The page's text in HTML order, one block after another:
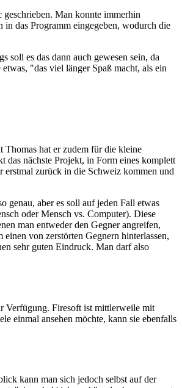
Man konnte immerhin
das Programm eingegeben, wodurch die
es das dann auch gewesen sein, da
"das viel länger Spaß macht, als ein
hat er zudem für die kleine
das nächste Projekt, in Form eines komplett
zurück in die Schweiz kommen und
genau, aber es soll auf jeden Fall etwas
oder Mensch vs. Computer). Diese
man entweder den Gegner angreifen,
von zerstörten Gegnern hinterlassen,
sehr guten Eindruck. Man darf also
Verfügung. Firesoft ist mittlerweile mit
einmal ansehen möchte, kann sie ebenfalls
kann man sich jedoch selbst auf der